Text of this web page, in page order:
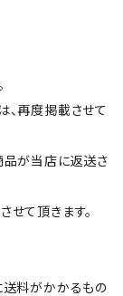
、再度掲載させて
品が当店に返送さ
て頂きます。
送料がかかるもの